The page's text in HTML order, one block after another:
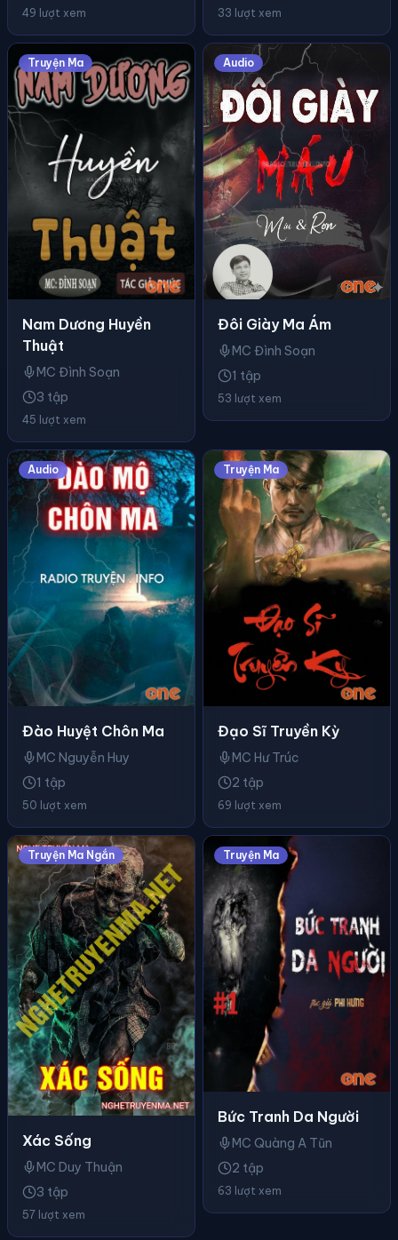
49 lượt xem 33 lượt xem
Truyện Ma
Nam Dương Huyền
Thuật
MC Đình Soạn
3 tập
45 lượt xem
Audio
Đôi Giày Ma Ám
MC Đình Soạn
1 tập
53 lượt xem
Audio
Đào Huyệt Chôn Ma
MC Nguyễn Huy
1 tập
50 lượt xem
Truyện Ma
Đạo Sĩ Truyền Kỳ
MC Hư Trúc
2 tập
69 lượt xem
Truyện Ma Ngắn
Xác Sống
MC Duy Thuận
3 tập
57 lượt xem
Truyện Ma
Bức Tranh Da Người
MC Quàng A Tũn
2 tập
63 lượt xem